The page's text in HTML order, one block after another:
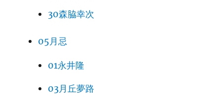
30森脇幸次
05月忌
01永井隆
03月丘夢路